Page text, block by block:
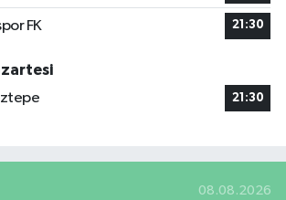
FK 21:30
21:30
08.08.2026